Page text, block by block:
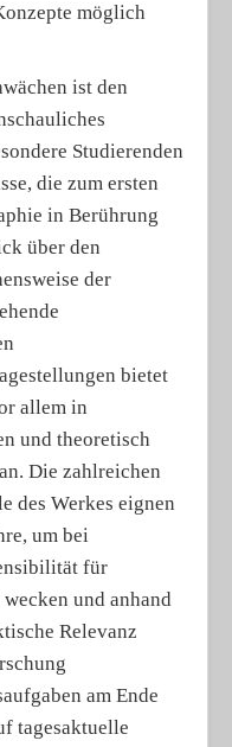
möglich
ist den
Studierenden
die zum ersten
in Berührung
über den
der
bietet
allem in
und theoretisch
Die zahlreichen
des Werkes eignen
um bei
für
und anhand
Relevanz
am Ende
tagesaktuelle